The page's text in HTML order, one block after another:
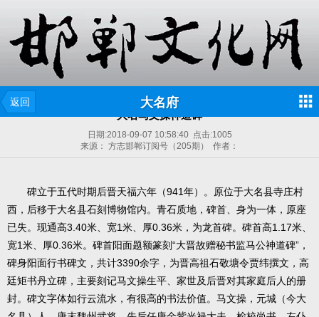
返回 大名府
大名马文操神道碑
日期:2018-09-07 10:58:40点击:1005
来源： 方志邯郸订阅号（205期） 作者：
碑立于五代时期后晋天福六年（941年）。原位于大名县寺庄村
西，后移于大名县石刻博物馆内。青石质地，碑首、身为一体，原座
已失。现通高3.40米、宽1米、厚0.36米，为龙首碑。碑首高1.17米、
宽1米、厚0.36米。碑首阳面题额篆刻“大晋故赠秘书监马公神道碑”，
碑身阳面行书碑文，共计3390余字，为晋高祖石敬塘令贾纬撰文，高
廷矩书丹立碑，主要刻记马文操生平、家世及后晋对其家庭后人的册
封。碑文字体如行云流水，有很高的书法价值。马文操，元城（今大